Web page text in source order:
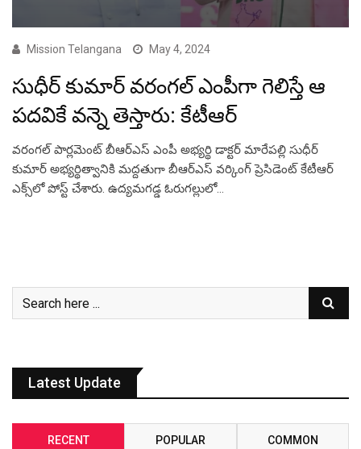
Mission Telangana May 4, 2024
సుధీర్ కుమార్ వరంగల్ ఎంపీగా గెలిస్తే ఆ
పదవికే వన్నె తెస్తారు: కేటీఆర్
వరంగల్ పార్లమెంట్ బీఆర్ఎస్ ఎంపీ అభ్యర్థి డాక్టర్ మారేపల్లి సుధీర్
కుమార్ అభ్యర్థిత్వానికి మద్దతుగా బీఆర్ఎస్ వర్కింగ్ ప్రెసిడెంట్ కేటీఆర్
ఎక్స్‌లో పోస్ట్ చేశారు. ఉద్యమగడ్డ ఓరుగల్లులో…
Latest Update
RECENT POPULAR COMMON